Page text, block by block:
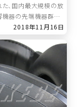
、国内最大規模の放
機器の先端機器群も
2018年11月16日